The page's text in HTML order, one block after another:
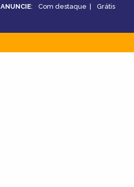
ANUNCIE: Com destaque | Grátis